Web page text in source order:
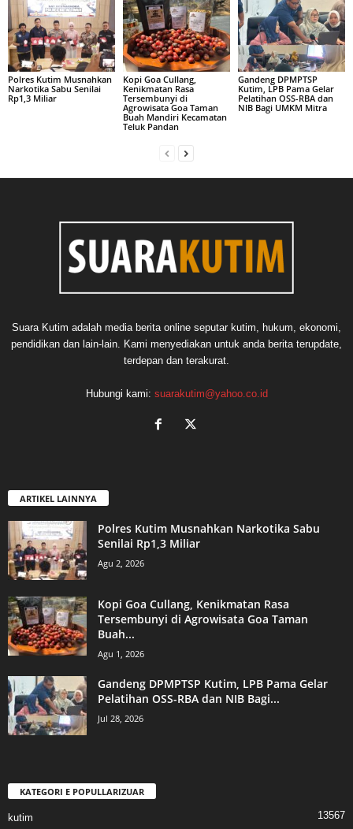
Polres Kutim Musnahkan
Narkotika Sabu Senilai
Rp1,3 Miliar
Kopi Goa Cullang,
Kenikmatan Rasa
Tersembunyi di
Agrowisata Goa Taman
Buah Mandiri Kecamatan
Teluk Pandan
Gandeng DPMPTSP
Kutim, LPB Pama Gelar
Pelatihan OSS-RBA dan
NIB Bagi UMKM Mitra
Suara Kutim adalah media berita online seputar kutim, hukum, ekonomi,
pendidikan dan lain-lain. Kami menyediakan untuk anda berita terupdate,
terdepan dan terakurat.
Hubungi kami: suarakutim@yahoo.co.id
ARTIKEL LAINNYA
Polres Kutim Musnahkan Narkotika Sabu
Senilai Rp1,3 Miliar
Agu 2, 2026
Kopi Goa Cullang, Kenikmatan Rasa
Tersembunyi di Agrowisata Goa Taman
Buah...
Agu 1, 2026
Gandeng DPMPTSP Kutim, LPB Pama Gelar
Pelatihan OSS-RBA dan NIB Bagi...
Jul 28, 2026
KATEGORI E POPULLARIZUAR
kutim 13567